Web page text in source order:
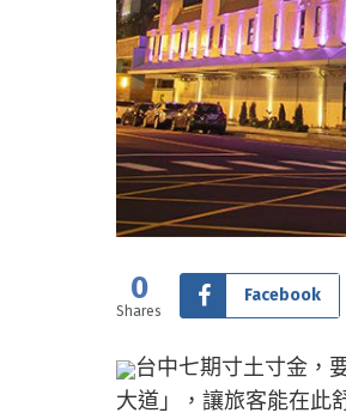
0
Shares
Facebook
台中七期寸土寸金，
大道」，讓旅客能在此